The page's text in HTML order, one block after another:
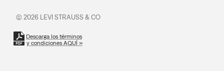
© 2026 LEVI STRAUSS & CO
Descarga los términos
y condiciones AQUÍ »